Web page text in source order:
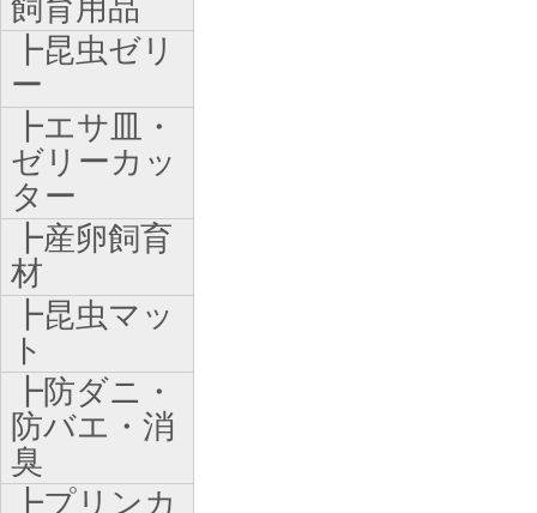
飼育用品
┣昆虫ゼリ
ー
┣エサ皿・
ゼリーカッ
ター
┣産卵飼育
材
┣昆虫マッ
ト
┣防ダニ・
防バエ・消
臭
┣プリンカ